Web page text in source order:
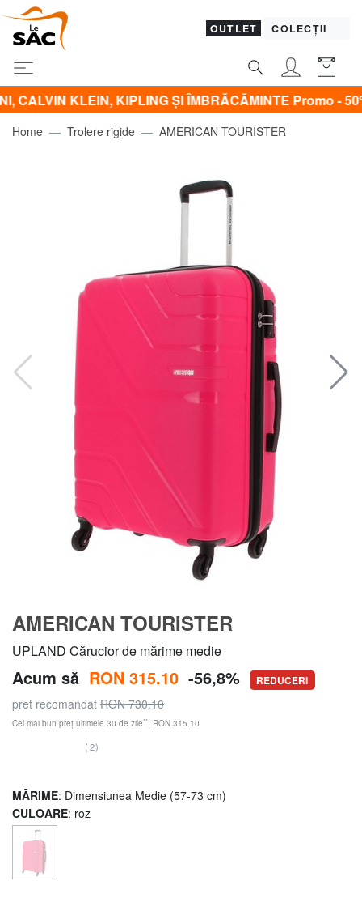
OUTLET COLECȚII
KLEIN, KIPLING ŞI ÎMBRĂCĂMINTE Promo - 50% | -
Home Trolere rigide AMERICAN TOURISTER
AMERICAN TOURISTER
UPLAND Cărucior de mărime medie
Acum să RON 315.10 -56,8% REDUCERI
pret recomandat RON 730.10
Cel mai bun preț ultimele 30 de zile**: RON 315.10
(2)
MĂRIME: Dimensiunea Medie (57-73 cm)
CULOARE: roz